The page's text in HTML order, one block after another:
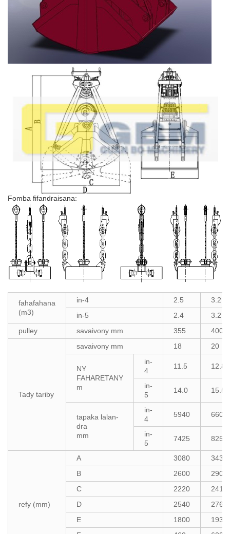
Fomba fifandraisana:
fahafahana
(m3)
in-4 2.5
3.2
in-5
2.4
3.2
pulley
savaivony mm 355 400
Tady tariby
savaivony mm 18 20
NY
FAHARETANY
m
in-
4
11.5 12.8
in-
5
14.0 15.5
tapaka lalan-
dra
mm
in-
4
5940 6600
in-
5
7425 8250
refy (mm)
A 3080
3430
B
2600
2900
C
2220
2410
D
2540
2760
E
1800
1930